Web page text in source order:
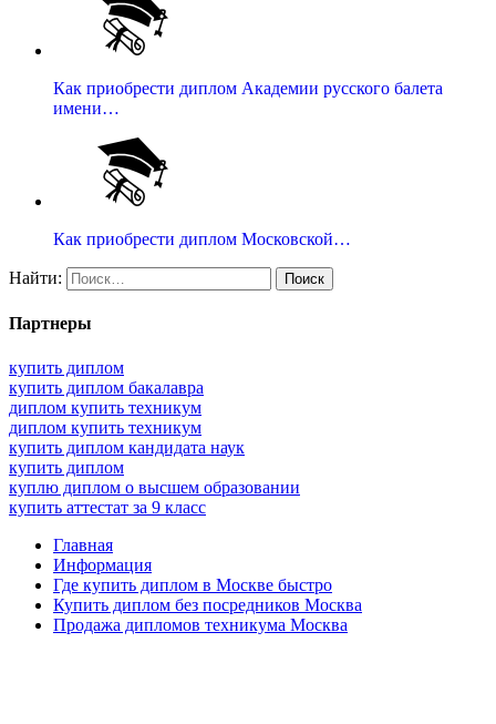
Как приобрести диплом Академии русского балета
имени…
Как приобрести диплом Московской…
Найти:
Партнеры
купить диплом
купить диплом бакалавра
диплом купить техникум
диплом купить техникум
купить диплом кандидата наук
купить диплом
куплю диплом о высшем образовании
купить аттестат за 9 класс
Главная
Информация
Где купить диплом в Москве быстро
Купить диплом без посредников Москва
Продажа дипломов техникума Москва